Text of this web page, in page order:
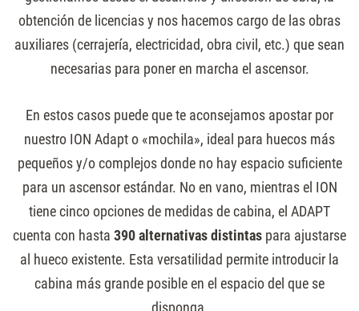
obtención de licencias y nos hacemos cargo de las obras
auxiliares (cerrajería, electricidad, obra civil, etc.) que sean
necesarias para poner en marcha el ascensor.
En estos casos puede que te aconsejamos apostar por
nuestro ION Adapt o «mochila», ideal para huecos más
pequeños y/o complejos donde no hay espacio suficiente
para un ascensor estándar. No en vano, mientras el ION
tiene cinco opciones de medidas de cabina, el ADAPT
cuenta con hasta 390 alternativas distintas para ajustarse
al hueco existente. Esta versatilidad permite introducir la
cabina más grande posible en el espacio del que se
disponga.